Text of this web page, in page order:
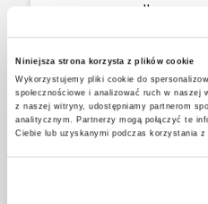
Niniejsza strona korzysta z plików cookie
Wykorzystujemy pliki cookie do
społecznościowe i analizować ruch w
z naszej witryny, udostępniamy partnerom
analitycznym. Partnerzy mogą połączyć te
Ciebie lub uzyskanymi podczas korzystania z
менеджером wellness в